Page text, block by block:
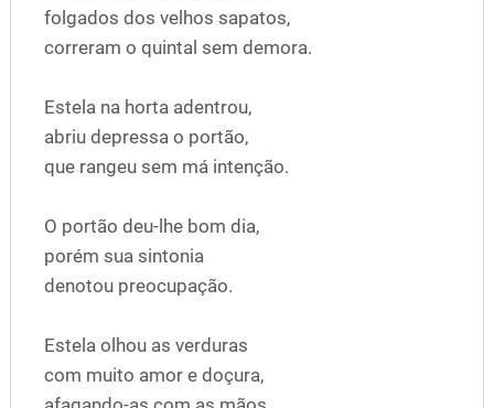
folgados dos velhos sapatos,
correram o quintal sem demora.
Estela na horta adentrou,
abriu depressa o portão,
que rangeu sem má intenção.
O portão deu-lhe bom dia,
porém sua sintonia
denotou preocupação.
Estela olhou as verduras
com muito amor e doçura,